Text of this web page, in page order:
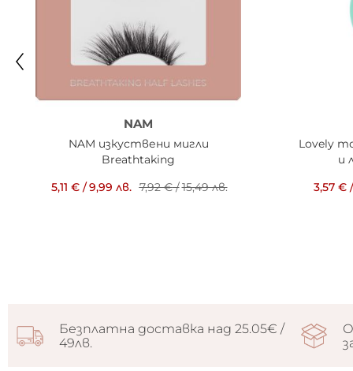
NAM
NAM изкуствени мигли
Breathtaking
5,11 €/9,99 лв. 7,92 €/15,49 лв.
Lovely
и
3,57 €/
Безплатна доставка над 25.05€ /
49лв.